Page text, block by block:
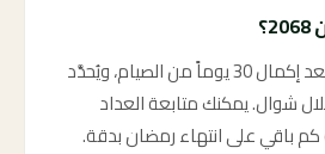
ينتهي رمضان 2068 بعد إكمال 30 يوماً من الصيام، ويُحدَّد
شوال. يمكنك متابعة العداد
كم باقي على انتهاء رمضان بدقة.